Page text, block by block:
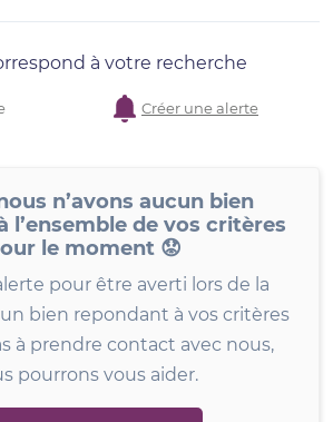
à votre recherche
Créer une alerte
n’avons aucun bien
l’ensemble de vos critères
le moment 😟
pour être averti lors de la
bien repondant à vos critères
à prendre contact avec nous,
pourrons vous aider.